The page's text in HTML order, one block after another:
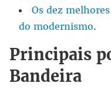
Os dez
do modernismo.
Principais
Bandeira